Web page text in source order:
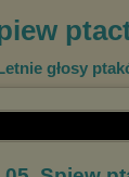
głosy